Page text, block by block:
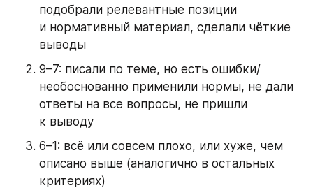
подобрали релевантные позиции
и нормативный материал, сделали чёткие
выводы
9–7: писали по теме, но есть ошибки/
необоснованно применили нормы, не дали
ответы на все вопросы, не пришли
к выводу
6–1: всё или совсем плохо, или хуже, чем
описано выше (аналогично в остальных
критериях)